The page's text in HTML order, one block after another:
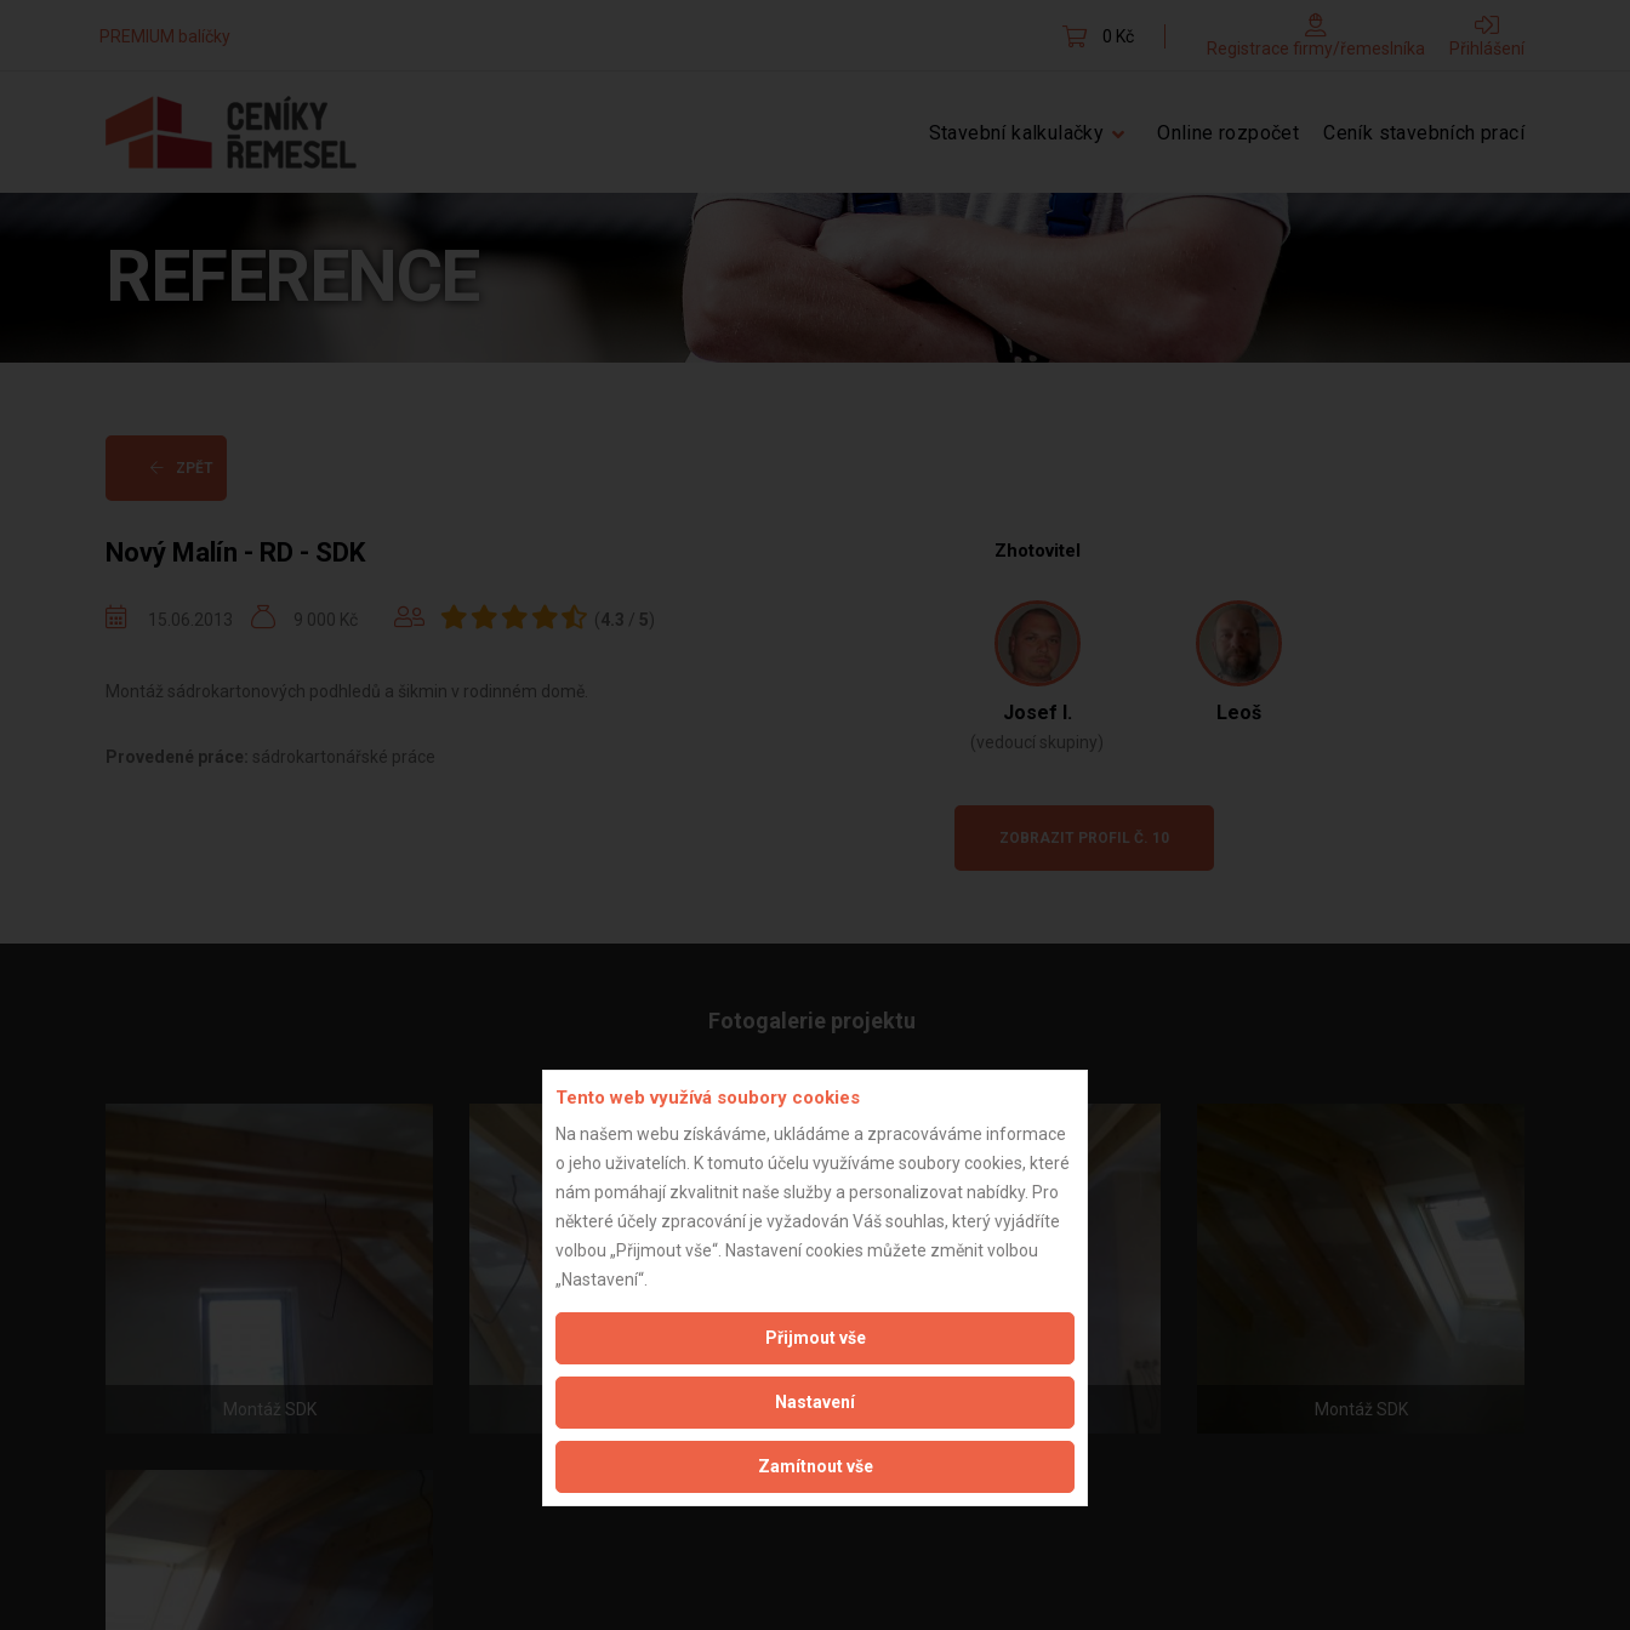
PREMIUM balíčky 0 Kč
Registrace firmy/řemeslníka Přihlášení
Stavební kalkulačky Online rozpočet Ceník stavebních prací
REFERENCE
ZPĚT
Nový Malín - RD - SDK
15.06.2013 9 000 Kč ( 4.3 / 5)
Montáž sádrokartonových podhledů a šikmin v rodinném domě.
Provedené práce: sádrokartonářské práce
Zhotovitel
Josef I.
(vedoucí skupiny)
Leoš
ZOBRAZIT PROFIL Č. 10
Fotogalerie projektu
Montáž SDK Montáž SDK
Tento web využívá soubory cookies
Na našem webu získáváme, ukládáme a zpracováváme informace
o jeho uživatelích. K tomuto účelu využíváme soubory cookies, které
nám pomáhají zkvalitnit naše služby a personalizovat nabídky. Pro
některé účely zpracování je vyžadován Váš souhlas, který vyjádříte
volbou „Přijmout vše“. Nastavení cookies můžete změnit volbou
„Nastavení“.
Přijmout vše
Nastavení
Zamítnout vše